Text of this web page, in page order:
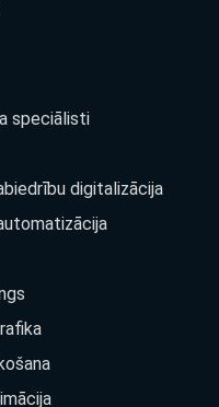
speciālisti
digitalizācija